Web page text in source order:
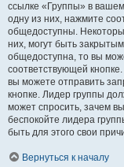
ссылке «Группы» в
одну из них, нажмите
общедоступны.
них, могут быть
общедоступна, то вы
соответствующей
вы можете отправить
кнопке. Лидер группы
может спросить, зачем
беспокойте лидера
быть для этого свои
Вернуться к началу